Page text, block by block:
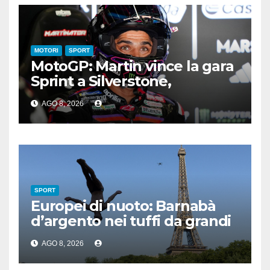
MOTORI SPORT
MotoGP: Martin vince la gara
Sprint a Silverstone,
preceduti Ogura e Bezzecchi
AGO 8, 2026
SPORT
Europei di nuoto: Barnabà
d’argento nei tuffi da grandi
altezze
AGO 8, 2026